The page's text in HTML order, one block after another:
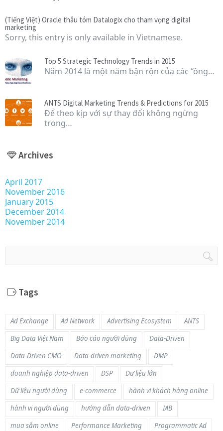
(Tiếng Việt) Oracle thâu tóm Datalogix cho tham vọng digital
marketing
Sorry, this entry is only available in Vietnamese.
Top 5 Strategic Technology Trends in 2015
Năm 2014 là một năm bận rộn của các “ông…
ANTS Digital Marketing Trends & Predictions for 2015
Để theo kịp với sự thay đổi không ngừng
trong…
Archives
April 2017
November 2016
January 2015
December 2014
November 2014
Tags
Ad Exchange Ad Network Advertising Ecosystem
ANTS
Big Data Việt Nam
Báo cáo người dùng
Data-Driven
Data-Driven CMO
Data-driven marketing
DMP
doanh nghiệp data-driven
DSP
Dư liệu lớn
Dữ liệu người dùng
e-commerce
hành vi khách hàng online
hành vi người dùng
hướng dẫn data-driven
IAB
mua sắm online
Performance Marketing
Programmatic Ad